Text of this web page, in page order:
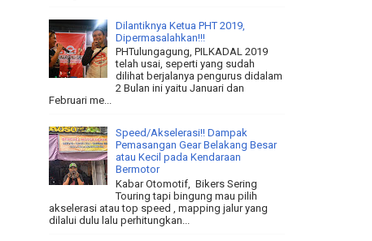
Dilantiknya Ketua PHT 2019,
Dipermasalahkan!!!
PHTulungagung, PILKADAL 2019
telah usai, seperti yang sudah
dilihat berjalanya pengurus didalam
2 Bulan ini yaitu Januari dan
Februari me...
Speed/Akselerasi!! Dampak
Pemasangan Gear Belakang Besar
atau Kecil pada Kendaraan
Bermotor
Kabar Otomotif, Bikers Sering
Touring tapi bingung mau pilih
akselerasi atau top speed , mapping jalur yang
dilalui dulu lalu perhitungkan...